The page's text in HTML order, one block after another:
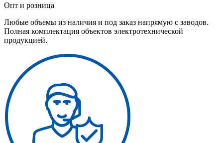
Опт и розница
Любые объемы из наличия и под заказ напрямую с заводов.
Полная комплектация объектов электротехнической
продукцией.